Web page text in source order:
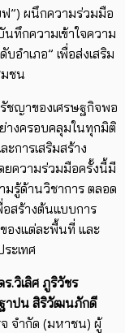
ฟ”) ผนึกความร่วมมือ
ทึกความเข้าใจความ
อำเภอ” เพื่อส่งเสริม
ชน
ชญาของเศรษฐกิจพอ
างครอบคลุมในทุกมิติ
การเสริมสร้าง
ยความร่วมมือครั้งนี้มี
รู้ด้านวิชาการ ตลอด
สร้างต้นแบบการ
องแต่ละพื้นที่ และ
ะเทศ
.วิเลิศ ภูริวัชร
าปน สิริวัฒนภักดี
จ จำกัด (มหาชน) ผู้